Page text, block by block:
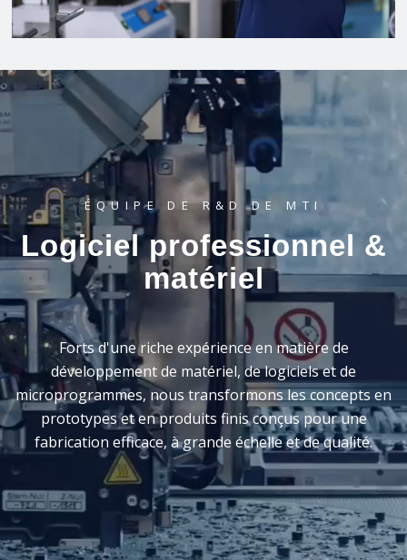
ÉQUIPE DE R&D DE MTI
Logiciel professionnel &
matériel
Forts d'une riche expérience en matière de
développement de matériel, de logiciels et de
microprogrammes, nous transformons les concepts en
prototypes et en produits finis conçus pour une
fabrication efficace, à grande échelle et de qualité.